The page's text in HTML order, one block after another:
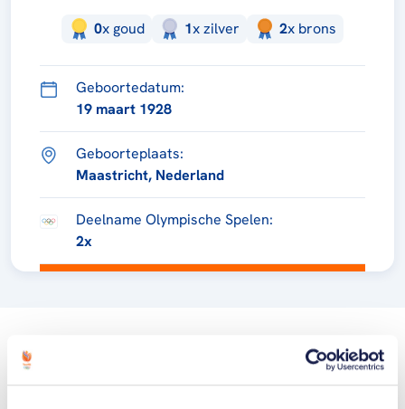
0x goud 1xzilver 2x brons
Geboortedatum:
19 maart 1928
Geboorteplaats:
Maastricht, Nederland
Deelname Olympische Spelen:
2x